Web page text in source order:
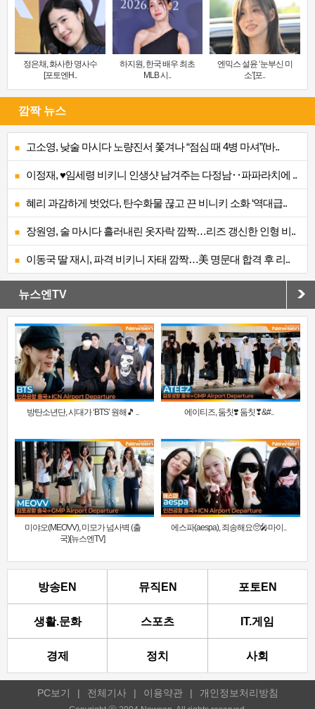
정은채, 화사한 명사수
[포토엔H..
하지원, 한국 배우 최초
MLB 시..
엔믹스 설윤 ‘눈부신 미
소’[포..
깜짝 뉴스
고소영, 낮술 마시다 노량진서 쫓겨나 “점심 때 4병 마셔”(바..
이정재, ♥임세령 비키니 인생샷 남겨주는 다정남‥파파라치에 ..
혜리 과감하게 벗었다, 탄수화물 끊고 끈 비니키 소화 ‘역대급..
장원영, 술 마시다 흘러내린 옷자락 깜짝…리즈 갱신한 인형 비..
이동국 딸 재시, 파격 비키니 자태 깜짝…美 명문대 합격 후 리..
뉴스엔TV
방탄소년단, 시대가 ‘BTS’ 원해🎵 .. 에이티즈, 둠칫❣️ 둠칫❣&#..
미야오(MEOVV), 미모가 넘사벽 (출
국)[뉴스엔TV]
에스파(aespa), 죄송해요🥺🎤마이..
방송EN 뮤직EN 포토EN
생활.문화 스포츠 IT.게임
경제 정치 사회
PC보기 | 전체기사 | 이용약관 | 개인정보처리방침